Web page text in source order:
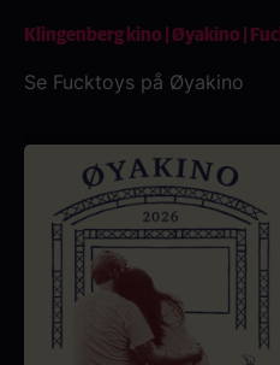
Klingenberg kino | Øyakino |
Se Fucktoys på Øyakino